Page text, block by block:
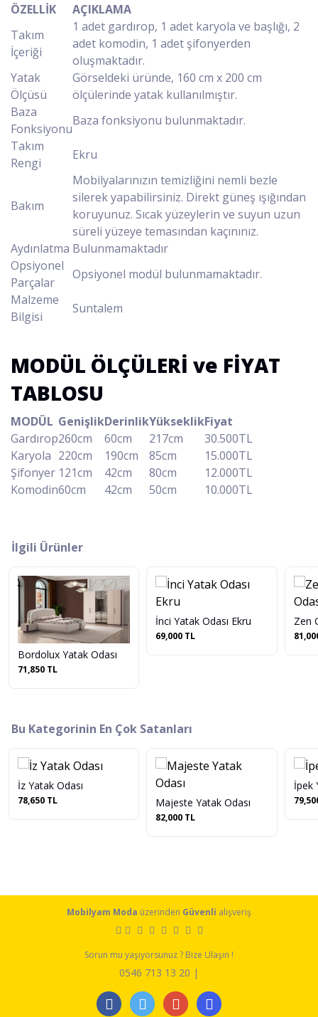
ÖZELLİK
AÇIKLAMA
Takım
İçeriği
1 adet gardırop, 1 adet karyola ve başlığı, 2
adet komodin, 1 adet şifonyerden
oluşmaktadır.
Yatak
Ölçüsü
Görseldeki üründe, 160 cm x 200 cm
ölçülerinde yatak kullanılmıştır.
Baza
Fonksiyonu
Baza fonksiyonu bulunmaktadır.
Takım
Rengi
Ekru
Bakım
Mobilyalarınızın temizliğini nemli bezle
silerek yapabilirsiniz. Direkt güneş ışığından
koruyunuz. Sıcak yüzeylerin ve suyun uzun
süreli yüzeye temasından kaçınınız.
Aydınlatma Bulunmamaktadır
Opsiyonel
Parçalar
Opsiyonel modül bulunmamaktadır.
Malzeme
Bilgisi
Suntalem
MODÜL ÖLÇÜLERİ ve FİYAT
TABLOSU
MODÜL GenişlikDerinlikYükseklikFiyat
Gardırop260cm 60cm 217cm
30.500TL
Karyola 220cm 190cm 85cm
15.000TL
Şifonyer 121cm 42cm 80cm
12.000TL
Komodin60cm 42cm 50cm 10.000TL
İlgili Ürünler
Bordolux Yatak Odası
71,850 TL
İnci Yatak Odası Ekru
69,000 TL
Zen
Bu Kategorinin En Çok Satanları
İz Yatak Odası
78,650 TL Majeste Yatak Odası
82,000 TL
İpek
Mobilyam Moda üzerinden Güvenli alışveriş
Sorun mu yaşıyorsunuz ? Bize Ulaşın !
0546 713 13 20 |